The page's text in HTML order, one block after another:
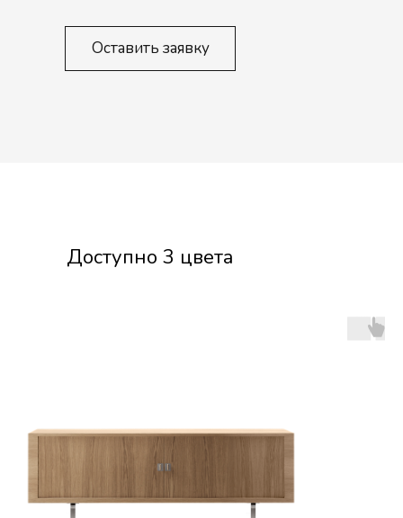
Оставить заявку
Доступно 3 цвета